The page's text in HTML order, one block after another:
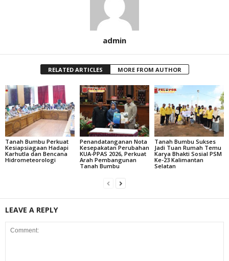
admin
RELATED ARTICLES MORE FROM AUTHOR
Tanah Bumbu Perkuat
Kesiapsiagaan Hadapi
Karhutla dan Bencana
Hidrometeorologi
Penandatanganan Nota
Kesepakatan Perubahan
KUA-PPAS 2026, Perkuat
Arah Pembangunan
Tanah Bumbu
Tanah Bumbu Sukses
Jadi Tuan Rumah Temu
Karya Bhakti Sosial PSM
Ke-23 Kalimantan
Selatan
LEAVE A REPLY